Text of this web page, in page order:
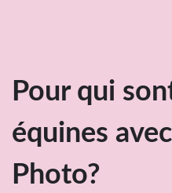
Pour qui
équines
Photo?